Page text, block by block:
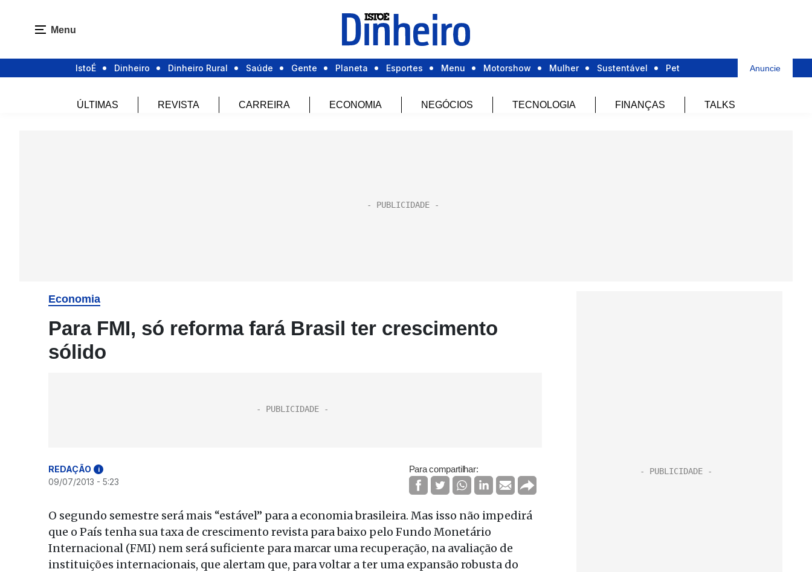
Menu
IstoÉ Dinheiro Dinheiro Rural Saúde Gente Planeta Esportes Menu Motorshow Mulher Sustentável Pet Anuncie
ÚLTIMAS REVISTA CARREIRA ECONOMIA NEGÓCIOS TECNOLOGIA FINANÇAS TALKS
Economia
Para FMI, só reforma fará Brasil ter crescimento
sólido
REDAÇÃO i
09/07/2013 - 5:23
Para compartilhar:
O segundo semestre será mais “estável” para a economia brasileira. Mas isso não impedirá
que o País tenha sua taxa de crescimento revista para baixo pelo Fundo Monetário
Internacional (FMI) nem será suficiente para marcar uma recuperação, na avaliação de
instituições internacionais, que alertam que, para voltar a ter uma expansão robusta do